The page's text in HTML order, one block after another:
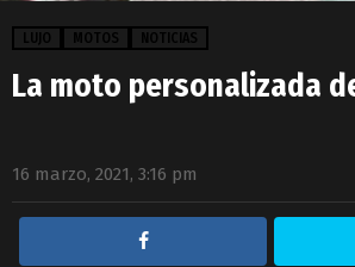
LUJO MOTOS NOTICIAS
La moto personalizada
16 marzo, 2021, 3:16 pm